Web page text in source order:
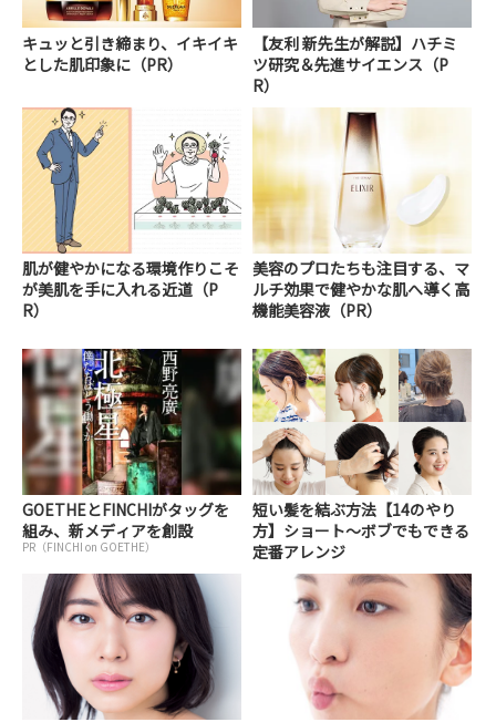
キュッと引き締まり、イキイキ
とした肌印象に（PR）
【友利 新先生が解説】ハチミ
ツ研究＆先進サイエンス（P
R）
肌が健やかになる環境作りこそ
が美肌を手に入れる近道（P
R）
美容のプロたちも注目する、マ
ルチ効果で健やかな肌へ導く高
機能美容液（PR）
GOETHEとFINCHIがタッグを
組み、新メディアを創設
PR（FINCHI on GOETHE）
短い髪を結ぶ方法【14のやり
方】ショート～ボブでもできる
定番アレンジ